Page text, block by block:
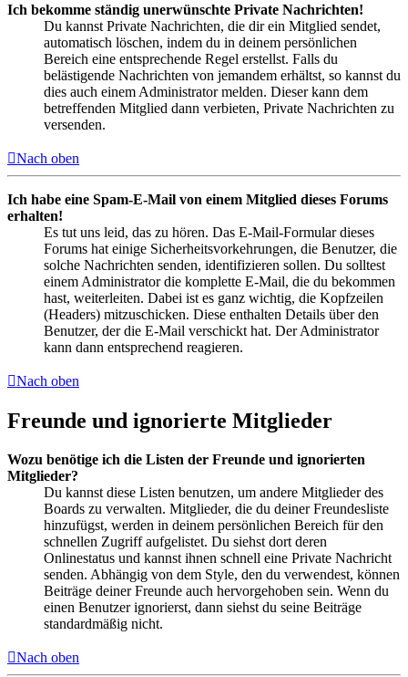
Ich bekomme ständig unerwünschte Private Nachrichten!
Du kannst Private Nachrichten, die dir ein Mitglied sendet,
automatisch löschen, indem du in deinem persönlichen
Bereich eine entsprechende Regel erstellst. Falls du
belästigende Nachrichten von jemandem erhältst, so kannst du
dies auch einem Administrator melden. Dieser kann dem
betreffenden Mitglied dann verbieten, Private Nachrichten zu
versenden.
Nach oben
Ich habe eine Spam-E-Mail von einem Mitglied dieses Forums
erhalten!
Es tut uns leid, das zu hören. Das E-Mail-Formular dieses
Forums hat einige Sicherheitsvorkehrungen, die Benutzer, die
solche Nachrichten senden, identifizieren sollen. Du solltest
einem Administrator die komplette E-Mail, die du bekommen
hast, weiterleiten. Dabei ist es ganz wichtig, die Kopfzeilen
(Headers) mitzuschicken. Diese enthalten Details über den
Benutzer, der die E-Mail verschickt hat. Der Administrator
kann dann entsprechend reagieren.
Nach oben
Freunde und ignorierte Mitglieder
Wozu benötige ich die Listen der Freunde und ignorierten
Mitglieder?
Du kannst diese Listen benutzen, um andere Mitglieder des
Boards zu verwalten. Mitglieder, die du deiner Freundesliste
hinzufügst, werden in deinem persönlichen Bereich für den
schnellen Zugriff aufgelistet. Du siehst dort deren
Onlinestatus und kannst ihnen schnell eine Private Nachricht
senden. Abhängig von dem Style, den du verwendest, können
Beiträge deiner Freunde auch hervorgehoben sein. Wenn du
einen Benutzer ignorierst, dann siehst du seine Beiträge
standardmäßig nicht.
Nach oben